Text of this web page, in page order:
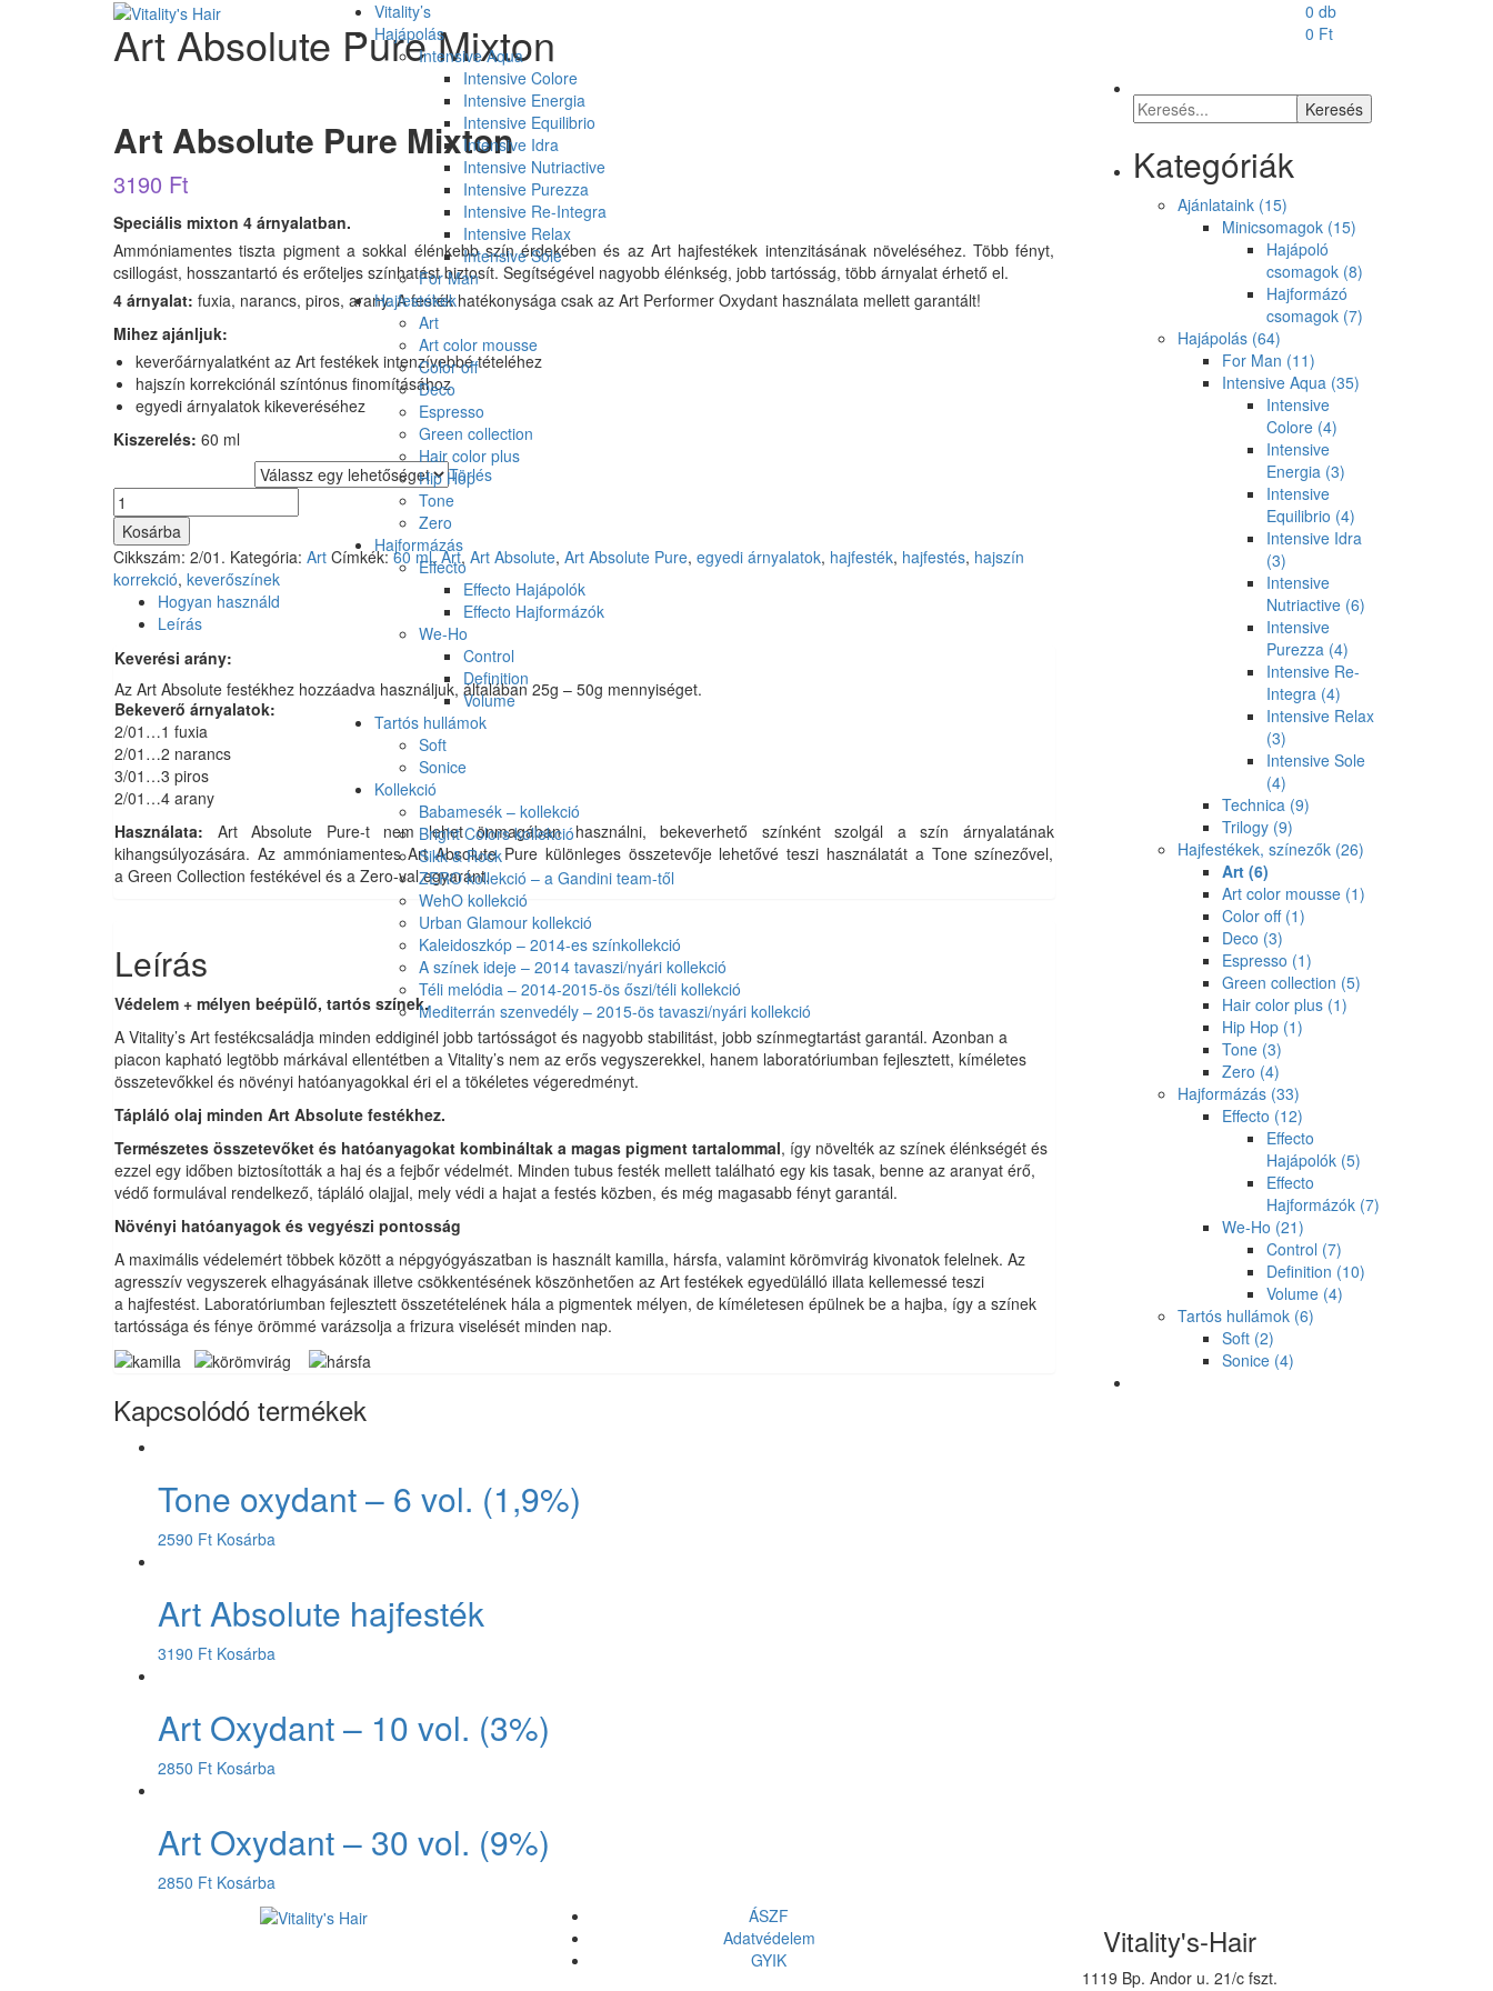
Vitality’s
Hajápolás
Intensive Aqua
Intensive Colore
Intensive Energia
Intensive Equilibrio
Intensive Idra
Intensive Nutriactive
Intensive Purezza
Intensive Re-Integra
Intensive Relax
Intensive Sole
For Man
Hajfestékek
Art
Art color mousse
Color off
Deco
Espresso
Green collection
Hair color plus
Hip Hop
Tone
Zero
Hajformázás
Effecto
Effecto Hajápolók
Effecto Hajformázók
We-Ho
Control
Definition
Volume
Tartós hullámok
Soft
Sonice
Kollekció
Babamesék – kollekció
Bright Colors kollekció
Sikk & Rock
ZERO kollekció – a Gandini team-től
WehO kollekció
Urban Glamour kollekció
Kaleidoszkóp – 2014-es színkollekció
A színek ideje – 2014 tavaszi/nyári kollekció
Téli melódia – 2014-2015-ös őszi/téli kollekció
Mediterrán szenvedély – 2015-ös tavaszi/nyári kollekció
0 db
0 Ft
Art Absolute Pure Mixton
Art Absolute Pure Mixton
3190 Ft
Speciális mixton 4 árnyalatban.
Ammóniamentes tiszta pigment a sokkal élénkebb szín érdekében és az Art hajfestékek intenzitásának növeléséhez. Több fényt,
csillogást, hosszantartó és erőteljes színhatást biztosít. Segítségével nagyobb élénkség, jobb tartósság, több árnyalat érhető el.
4 árnyalat: fuxia, narancs, piros, arany. A festék hatékonysága csak az Art Performer Oxydant használata mellett garantált!
Mihez ajánljuk:
keverőárnyalatként az Art festékek intenzívebbé tételéhez
hajszín korrekciónál színtónus finomításához
egyedi árnyalatok kikeveréséhez
Kiszerelés: 60 ml
Törlés
Art
Absolute
Pure
Mixton
mennyiség
Kosárba
Cikkszám: 2/01. Kategória: Art Címkék:60 ml,Art, Art Absolute, Art Absolute Pure, egyedi árnyalatok, hajfesték, hajfestés, hajszín
korrekció, keverőszínek
Hogyan használd
Leírás
Keverési arány:
Az Art Absolute festékhez hozzáadva használjuk, általában 25g – 50g mennyiséget.
Bekeverő árnyalatok:
2/01…1 fuxia
2/01…2 narancs
3/01…3 piros
2/01…4 arany
Használata: Art Absolute Pure-t nem lehet önmagában használni, bekeverhető színként szolgál a szín árnyalatának
kihangsúlyozására. Az ammóniamentes Art Absolute Pure különleges összetevője lehetővé teszi használatát a Tone színezővel,
a Green Collection festékével és a Zero-val egyaránt.
Leírás
Védelem + mélyen beépülő, tartós színek.
A Vitality’s Art festékcsaládja minden eddiginél jobb tartósságot és nagyobb stabilitást, jobb színmegtartást garantál. Azonban a
piacon kapható legtöbb márkával ellentétben a Vitality’s nem az erős vegyszerekkel, hanem laboratóriumban fejlesztett, kíméletes
összetevőkkel és növényi hatóanyagokkal éri el a tökéletes végeredményt.
Tápláló olaj minden Art Absolute festékhez.
Természetes összetevőket és hatóanyagokat kombináltak a magas pigment tartalommal, így növelték az színek élénkségét és
ezzel egy időben biztosították a haj és a fejbőr védelmét. Minden tubus festék mellett található egy kis tasak, benne az aranyat érő,
védő formulával rendelkező, tápláló olajjal, mely védi a hajat a festés közben, és még magasabb fényt garantál.
Növényi hatóanyagok és vegyészi pontosság
A maximális védelemért többek között a népgyógyászatban is használt kamilla, hársfa, valamint körömvirág kivonatok felelnek. Az
agresszív vegyszerek elhagyásának illetve csökkentésének köszönhetően az Art festékek egyedülálló illata kellemessé teszi
a hajfestést. Laboratóriumban fejlesztett összetételének hála a pigmentek mélyen, de kíméletesen épülnek be a hajba, így a színek
tartóssága és fénye örömmé varázsolja a frizura viselését minden nap.
Kapcsolódó termékek
Tone oxydant – 6 vol. (1,9%)
2590 Ft Kosárba
Art Absolute hajfesték
3190 Ft Kosárba
Art Oxydant – 10 vol. (3%)
2850 Ft Kosárba
Art Oxydant – 30 vol. (9%)
2850 Ft Kosárba
Kategóriák
Ajánlataink (15)
Minicsomagok (15)
Hajápoló
csomagok (8)
Hajformázó
csomagok (7)
Hajápolás (64)
For Man (11)
Intensive Aqua (35)
Intensive
Colore (4)
Intensive
Energia (3)
Intensive
Equilibrio (4)
Intensive Idra
(3)
Intensive
Nutriactive (6)
Intensive
Purezza (4)
Intensive Re-
Integra (4)
Intensive Relax
(3)
Intensive Sole
(4)
Technica (9)
Trilogy (9)
Hajfestékek, színezők (26)
Art (6)
Art color mousse (1)
Color off (1)
Deco (3)
Espresso (1)
Green collection (5)
Hair color plus (1)
Hip Hop (1)
Tone (3)
Zero (4)
Hajformázás (33)
Effecto (12)
Effecto
Hajápolók (5)
Effecto
Hajformázók (7)
We-Ho (21)
Control (7)
Definition (10)
Volume (4)
Tartós hullámok (6)
Soft (2)
Sonice (4)
ÁSZF
Adatvédelem
GYIK
Vitality's-Hair
1119 Bp. Andor u. 21/c fszt.